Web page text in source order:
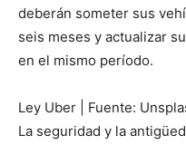
deberán someter sus
seis meses y actualizar
en el mismo período.
Ley Uber | Fuente:
La seguridad y la